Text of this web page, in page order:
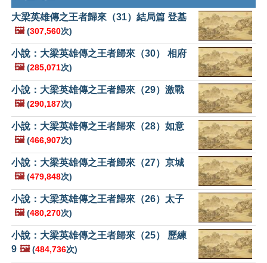
大梁英雄傳之王者歸來（31）結局篇 登基
🖼️ (307,560次)
小說：大梁英雄傳之王者歸來（30） 相府
🖼️ (285,071次)
小說：大梁英雄傳之王者歸來（29）激戰
🖼️ (290,187次)
小說：大梁英雄傳之王者歸來（28）如意
🖼️ (466,907次)
小說：大梁英雄傳之王者歸來（27）京城
🖼️ (479,848次)
小說：大梁英雄傳之王者歸來（26）太子
🖼️ (480,270次)
小說：大梁英雄傳之王者歸來（25） 歷練
9 🖼️ (484,736次)